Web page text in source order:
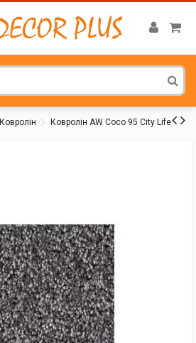
Ковролін Ковролін AW Coco 95 City Life